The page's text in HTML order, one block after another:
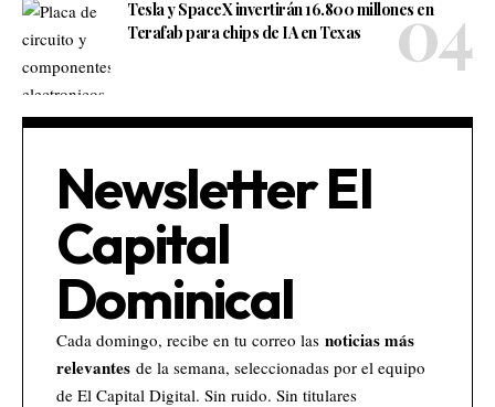
Tesla y SpaceX invertirán 16.800 millones en
Terafab para chips de IA en Texas
Newsletter El
Capital
Dominical
Cada domingo, recibe en tu correo las noticias más
relevantes de la semana, seleccionadas por el equipo
de El Capital Digital. Sin ruido. Sin titulares